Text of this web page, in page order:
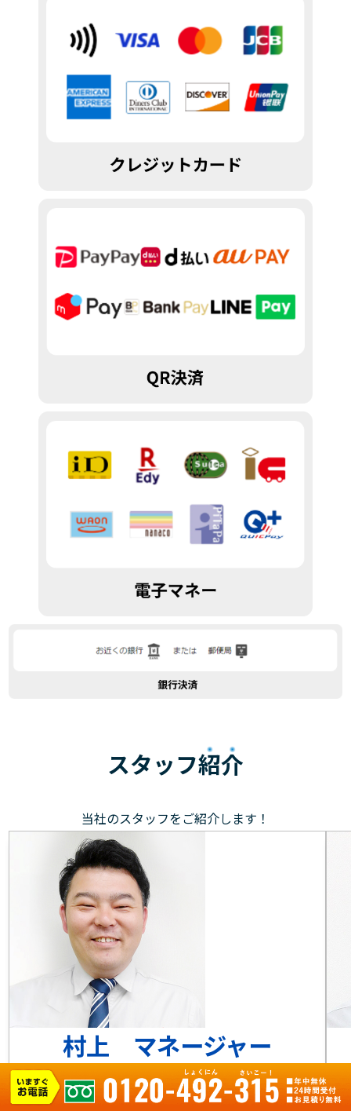
スタッフ紹介
当社のスタッフをご紹介します！
村上 マネージャー
元気で笑顔を大切に、お客様のもとへ駆けつけます！お
客様にとって身近な存在であることを大切にし、水まわ 作